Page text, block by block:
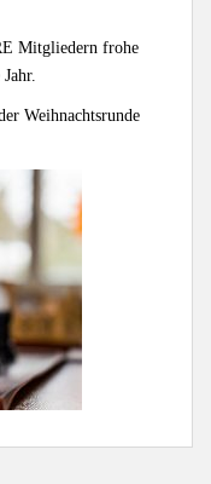
Mitgliedern frohe
Weihnachtsrunde